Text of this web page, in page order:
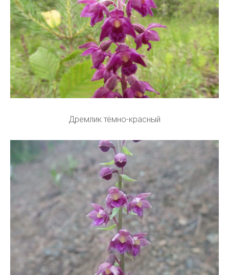
Дремлик тёмно-красный